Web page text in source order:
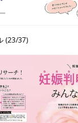
(23/37)